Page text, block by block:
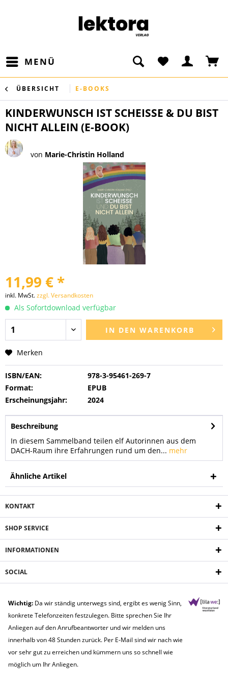
MENÜ
ÜBERSICHT E-BOOKS
KINDERWUNSCH IST SCHEISSE & DU BIST
NICHT ALLEIN (E-BOOK)
von Marie-Christin Holland
11,99 € *
inkl. MwSt.zzgl. Versandkosten
Als Sofortdownload verfügbar
IN DEN WARENKORB
Merken
ISBN/EAN:
978-3-95461-269-7
Format:
EPUB
Erscheinungsjahr:
2024
Beschreibung
In diesem Sammelband teilen elf Autorinnen aus dem
DACH-Raum ihre Erfahrungen rund um den... mehr
Ähnliche Artikel
KONTAKT
SHOP SERVICE
INFORMATIONEN
SOCIAL
Wichtig: Da wir ständig unterwegs sind, ergibt es wenig Sinn,
konkrete Telefonzeiten festzulegen. Bitte sprechen Sie Ihr
Anliegen auf den Anrufbeantworter und wir melden uns
innerhalb von 48 Stunden zurück. Per E-Mail sind wir nach wie
vor sehr gut zu erreichen und kümmern uns so schnell wie
möglich um Ihr Anliegen.